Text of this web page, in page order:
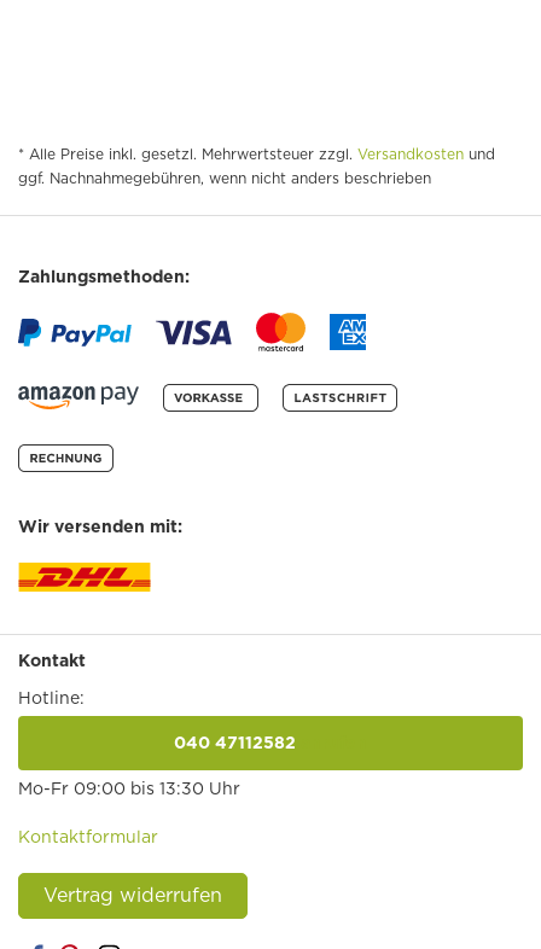
* Alle Preise inkl. gesetzl. Mehrwertsteuer zzgl. Versandkosten und
ggf. Nachnahmegebühren, wenn nicht anders beschrieben
Zahlungsmethoden:
Wir versenden mit:
Kontakt
Hotline:
040 47112582
Mo-Fr 09:00 bis 13:30 Uhr
Kontaktformular
Vertrag widerrufen